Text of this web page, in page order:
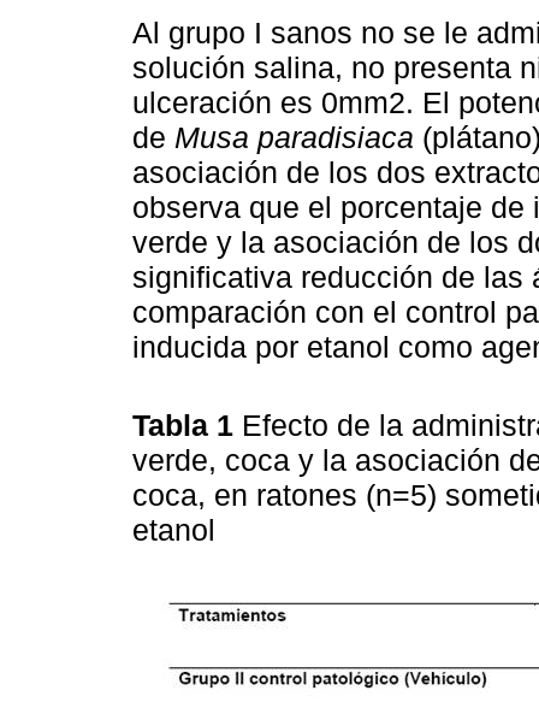
Al grupo I sanos no se le
solución salina, no presenta
ulceración es 0mm2. El
de Musa paradisiaca
asociación de los dos
observa que el porcentaje
verde y la asociación de los
significativa reducción de las
comparación con el control
inducida por etanol como
Tabla 1 Efecto de la
verde, coca y la asociación
coca, en ratones (n=5)
etanol